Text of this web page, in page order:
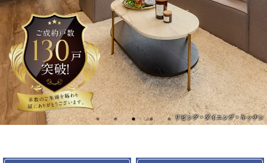
空撮
外観
リビング・ダイニング・キッチン
主寝室
街区イメージイラスト